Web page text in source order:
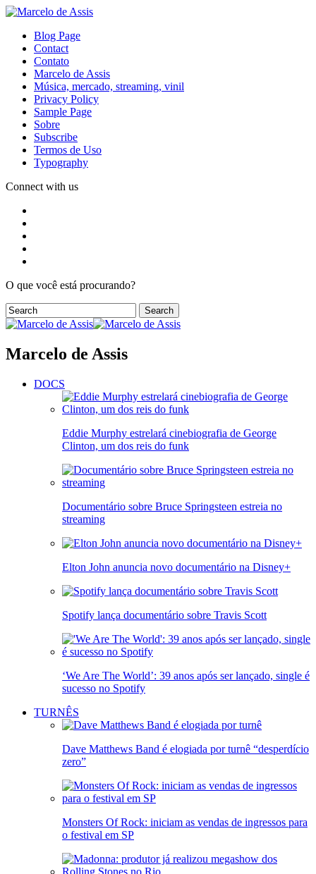
Blog Page
Contact
Contato
Marcelo de Assis
Música, mercado, streaming, vinil
Privacy Policy
Sample Page
Sobre
Subscribe
Termos de Uso
Typography
Connect with us
O que você está procurando?
Marcelo de Assis
DOCS
Eddie Murphy estrelará cinebiografia de George
Clinton, um dos reis do funk
Documentário sobre Bruce Springsteen estreia no
streaming
Elton John anuncia novo documentário na Disney+
Spotify lança documentário sobre Travis Scott
‘We Are The World’: 39 anos após ser lançado, single é
sucesso no Spotify
TURNÊS
Dave Matthews Band é elogiada por turnê “desperdício
zero”
Monsters Of Rock: iniciam as vendas de ingressos para
o festival em SP